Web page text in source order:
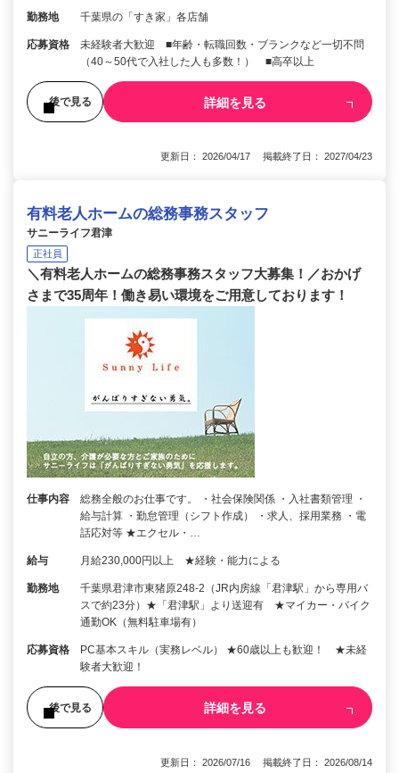
勤務地 千葉県の「すき家」各店舗
応募資格
未経験者大歓迎 ■年齢・転職回数・ブランクなど一切不問
（40～50代で入社した人も多数！） ■高卒以上
後で見る 詳細を見る
更新日： 2026/04/17 掲載終了日： 2027/04/23
有料老人ホームの総務事務スタッフ
サニーライフ君津
正社員
＼有料老人ホームの総務事務スタッフ大募集！／おかげ
さまで35周年！働き易い環境をご用意しております！
仕事内容
総務全般のお仕事です。 ・社会保険関係 ・入社書類管理 ・
給与計算 ・勤怠管理（シフト作成） ・求人、採用業務 ・電
話応対等 ★エクセル・…
給与 月給230,000円以上 ★経験・能力による
勤務地
千葉県君津市東猪原248-2（JR内房線「君津駅」から専用バ
スで約23分）★「君津駅」より送迎有 ★マイカー・バイク
通勤OK（無料駐車場有）
応募資格
PC基本スキル（実務レベル） ★60歳以上も歓迎！ ★未経
験者大歓迎！
後で見る 詳細を見る
更新日： 2026/07/16 掲載終了日： 2026/08/14